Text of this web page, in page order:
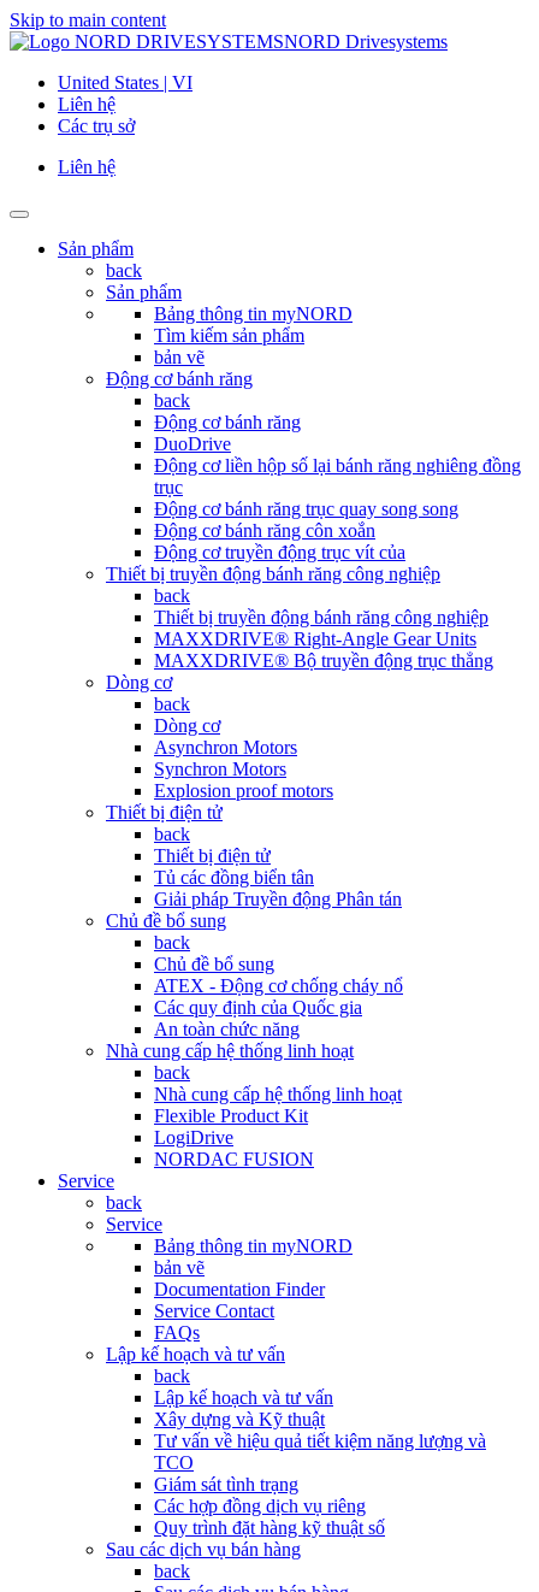
Skip to main content
NORD Drivesystems
United States | VI
Liên hệ
Các trụ sở
Liên hệ
Sản phẩm
back
Sản phẩm
Bảng thông tin myNORD
Tìm kiếm sản phẩm
bản vẽ
Động cơ bánh răng
back
Động cơ bánh răng
DuoDrive
Động cơ liền hộp số lại bánh răng nghiêng đồng
trục
Động cơ bánh răng trục quay song song
Động cơ bánh răng côn xoắn
Động cơ truyền động trục vít của
Thiết bị truyền động bánh răng công nghiệp
back
Thiết bị truyền động bánh răng công nghiệp
MAXXDRIVE® Right-Angle Gear Units
MAXXDRIVE® Bộ truyền động trục thẳng
Dòng cơ
back
Dòng cơ
Asynchron Motors
Synchron Motors
Explosion proof motors
Thiết bị điện tử
back
Thiết bị điện tử
Tủ các đồng biển tân
Giải pháp Truyền động Phân tán
Chủ đề bổ sung
back
Chủ đề bổ sung
ATEX - Động cơ chống cháy nổ
Các quy định của Quốc gia
An toàn chức năng
Nhà cung cấp hệ thống linh hoạt
back
Nhà cung cấp hệ thống linh hoạt
Flexible Product Kit
LogiDrive
NORDAC FUSION
Service
back
Service
Bảng thông tin myNORD
bản vẽ
Documentation Finder
Service Contact
FAQs
Lập kế hoạch và tư vấn
back
Lập kế hoạch và tư vấn
Xây dựng và Kỹ thuật
Tư vấn về hiệu quả tiết kiệm năng lượng và
TCO
Giám sát tình trạng
Các hợp đồng dịch vụ riêng
Quy trình đặt hàng kỹ thuật số
Sau các dịch vụ bán hàng
back